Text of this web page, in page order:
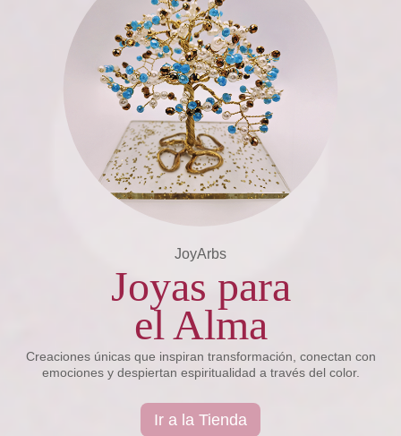
JoyArbs
Joyas para
el Alma
Creaciones únicas que inspiran transformación, conectan con
emociones y despiertan espiritualidad a través del color.
Ir a la Tienda